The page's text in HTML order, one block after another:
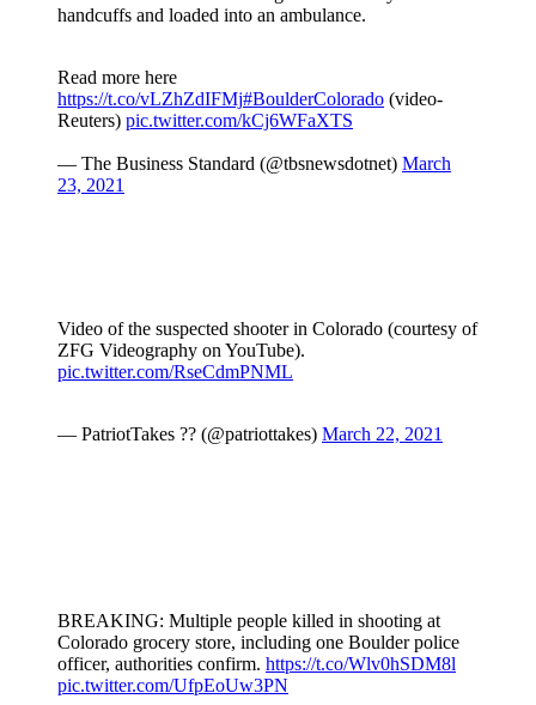
handcuffs and loaded into an ambulance.
Read more here
https://t.co/vLZhZdIFMj#BoulderColorado (video-
Reuters) pic.twitter.com/kCj6WFaXTS
— The Business Standard (@tbsnewsdotnet) March
23, 2021
Video of the suspected shooter in Colorado (courtesy of
ZFG Videography on YouTube).
pic.twitter.com/RseCdmPNML
— PatriotTakes ?? (@patriottakes) March 22, 2021
BREAKING: Multiple people killed in shooting at
Colorado grocery store, including one Boulder police
officer, authorities confirm. https://t.co/Wlv0hSDM8l
pic.twitter.com/UfpEoUw3PN